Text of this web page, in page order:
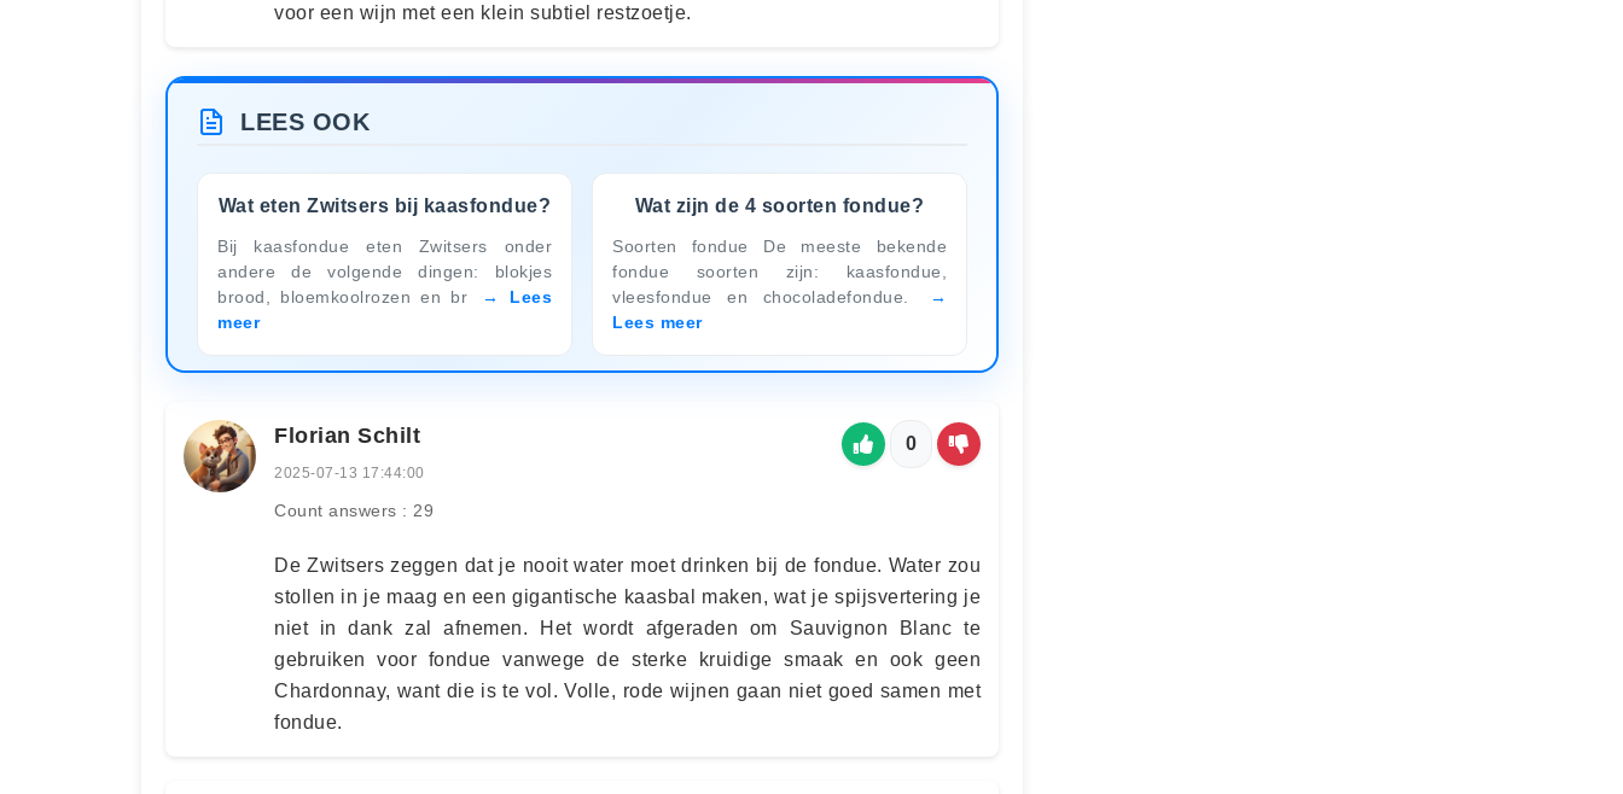
voor een wijn met een klein subtiel restzoetje.
LEES OOK
Wat eten Zwitsers bij kaasfondue?
Bij kaasfondue eten Zwitsers onder
andere de volgende dingen: blokjes
brood, bloemkoolrozen en br
Lees
meer
Wat zijn de 4 soorten fondue?
Soorten fondue De meeste bekende
fondue soorten zijn: kaasfondue,
vleesfondue en chocoladefondue.
Lees meer
Florian Schilt
2025-07-13 17:44:00
Count answers : 29
0
De Zwitsers zeggen dat je nooit water moet drinken bij de fondue. Water zou
stollen in je maag en een gigantische kaasbal maken, wat je spijsvertering je
niet in dank zal afnemen. Het wordt afgeraden om Sauvignon Blanc te
gebruiken voor fondue vanwege de sterke kruidige smaak en ook geen
Chardonnay, want die is te vol. Volle, rode wijnen gaan niet goed samen met
fondue.